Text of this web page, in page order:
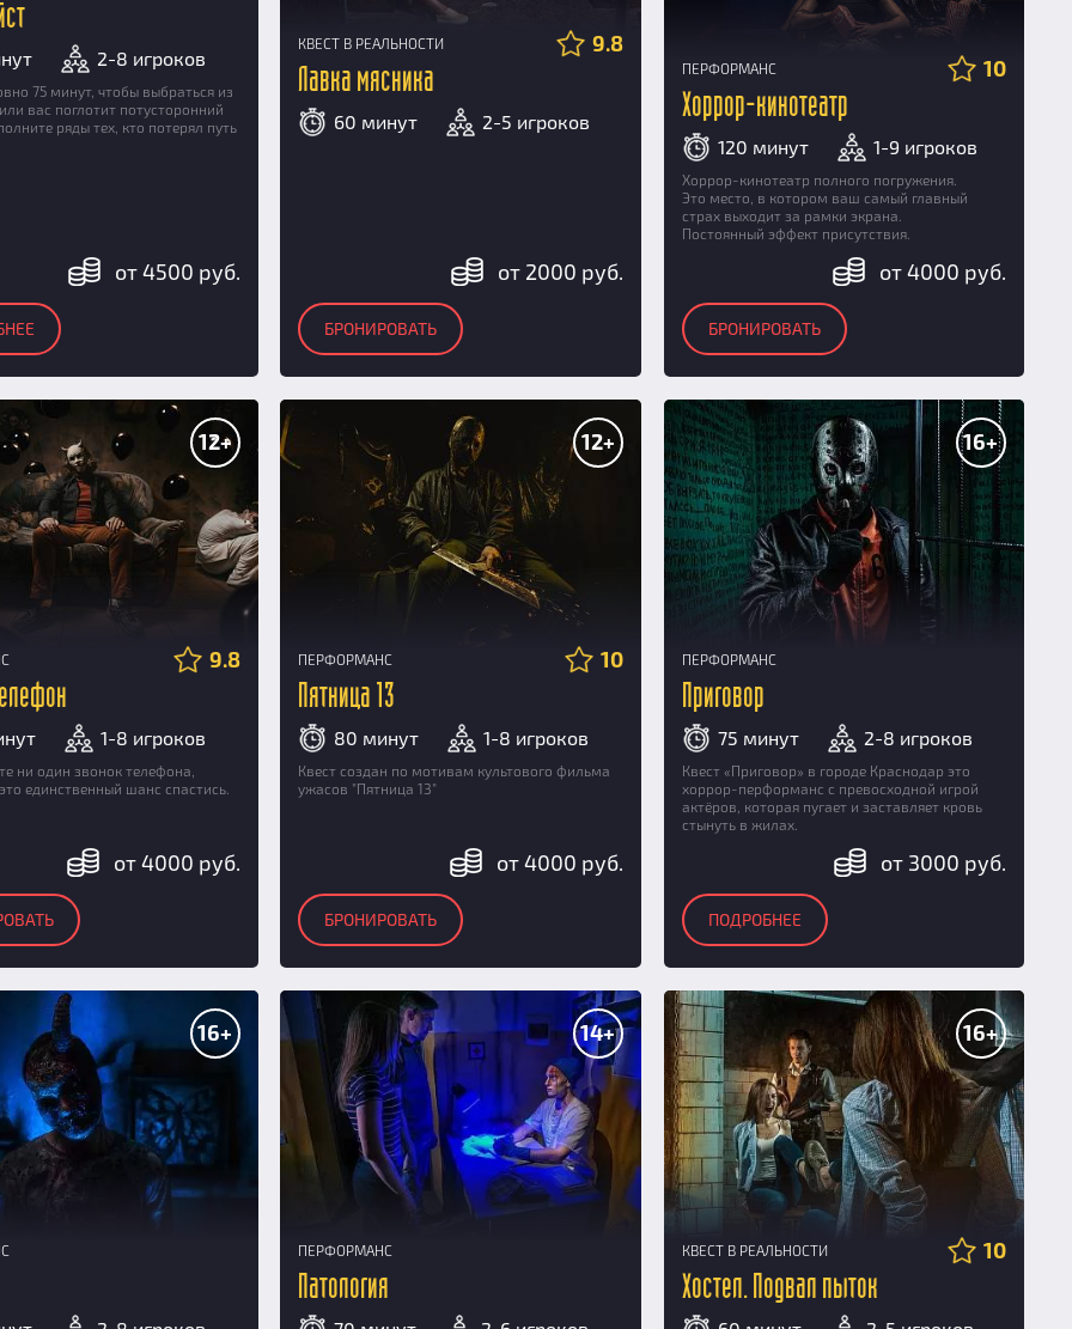
2-8 игроков
75 минут, чтобы выбраться из
вас поглотит потусторонний
ряды тех, кто потерял путь
от 4500 руб.
КВЕСТ В РЕАЛЬНОСТИ 9.8
Лавка мясника
60 минут 2-5 игроков
от 2000 руб.
БРОНИРОВАТЬ
ПЕРФОРМАНС 10
Хоррор-кинотеатр
120 минут 1-9 игроков
Хоррор-кинотеатр полного погружения.
Это место, в котором ваш самый главный
страх выходит за рамки экрана.
Постоянный эффект присутствия.
от 4000 руб.
БРОНИРОВАТЬ
12+
9.8
1-8 игроков
ни один звонок телефона,
единственный шанс спастись.
от 4000 руб.
12+
ПЕРФОРМАНС 10
Пятница 13
80 минут 1-8 игроков
Квест создан по мотивам культового фильма
ужасов "Пятница 13"
от 4000 руб.
БРОНИРОВАТЬ
16+
ПЕРФОРМАНС
Приговор
75 минут 2-8 игроков
Квест «Приговор» в городе Краснодар это
хоррор-перформанс с превосходной игрой
актёров, которая пугает и заставляет кровь
стынуть в жилах.
от 3000 руб.
ПОДРОБНЕЕ
16+ 14+
ПЕРФОРМАНС
Патология
16+
КВЕСТ В РЕАЛЬНОСТИ 10
Хостел. Подвал пыток